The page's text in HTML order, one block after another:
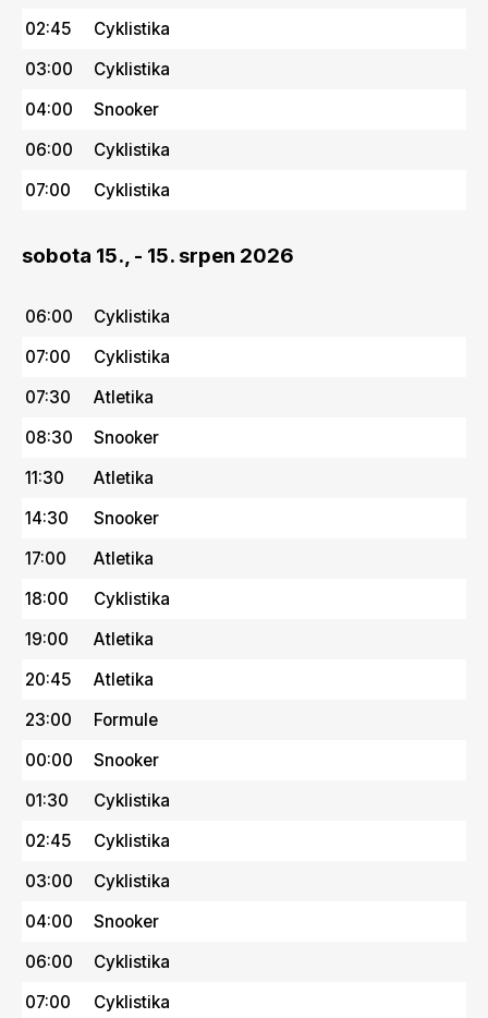
02:45
Cyklistika
03:00
Cyklistika
04:00
Snooker
06:00
Cyklistika
07:00
Cyklistika
sobota 15., - 15. srpen 2026
06:00
Cyklistika
07:00
Cyklistika
07:30
Atletika
08:30
Snooker
11:30
Atletika
14:30
Snooker
17:00
Atletika
18:00
Cyklistika
19:00
Atletika
20:45
Atletika
23:00
Formule
00:00
Snooker
01:30
Cyklistika
02:45
Cyklistika
03:00
Cyklistika
04:00
Snooker
06:00
Cyklistika
07:00
Cyklistika